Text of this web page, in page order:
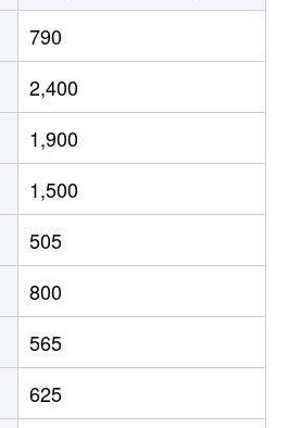
790
2,400
1,900
1,500
505
800
565
625